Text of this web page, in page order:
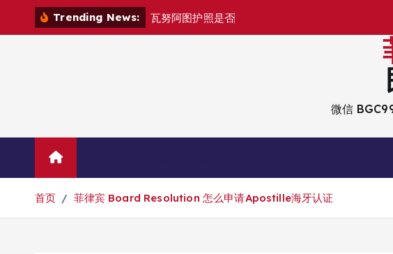
Trending News: 瓦努阿图护照是否
菲
微信
首页 菲律宾 Board Resolution 怎么申请Apostille海牙认证